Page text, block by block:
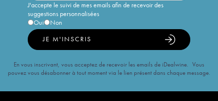
J'accepte le suivi de mes emails afin de recevoir des
suggestions personnalisées
Oui
Non
JE M'INSCRIS
En vous inscrivant, vous acceptez de recevoir les emails de iDealwine. Vous
pouvez vous désabonner à tout moment via le lien présent dans chaque message.